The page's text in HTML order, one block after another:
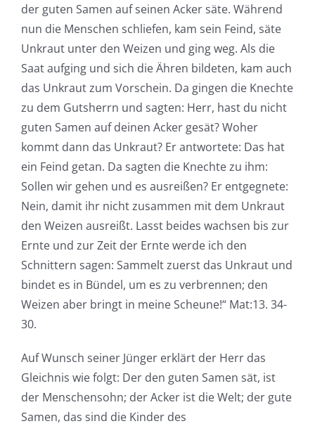
der guten Samen auf seinen Acker säte. Während
nun die Menschen schliefen, kam sein Feind, säte
Unkraut unter den Weizen und ging weg. Als die
Saat aufging und sich die Ähren bildeten, kam auch
das Unkraut zum Vorschein. Da gingen die Knechte
zu dem Gutsherrn und sagten: Herr, hast du nicht
guten Samen auf deinen Acker gesät? Woher
kommt dann das Unkraut? Er antwortete: Das hat
ein Feind getan. Da sagten die Knechte zu ihm:
Sollen wir gehen und es ausreißen? Er entgegnete:
Nein, damit ihr nicht zusammen mit dem Unkraut
den Weizen ausreißt. Lasst beides wachsen bis zur
Ernte und zur Zeit der Ernte werde ich den
Schnittern sagen: Sammelt zuerst das Unkraut und
bindet es in Bündel, um es zu verbrennen; den
Weizen aber bringt in meine Scheune!“ Mat:13. 34-
30.
Auf Wunsch seiner Jünger erklärt der Herr das
Gleichnis wie folgt: Der den guten Samen sät, ist
der Menschensohn; der Acker ist die Welt; der gute
Samen, das sind die Kinder des